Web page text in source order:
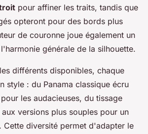
pour affiner les traits, tandis que
opteront pour des bords plus
de couronne joue également un
générale de la silhouette.
différents disponibles, chaque
style : du Panama classique écru
les audacieuses, du tissage
versions plus souples pour un
Cette diversité permet d'adapter le